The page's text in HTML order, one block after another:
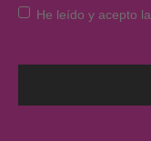
He leído y acepto la